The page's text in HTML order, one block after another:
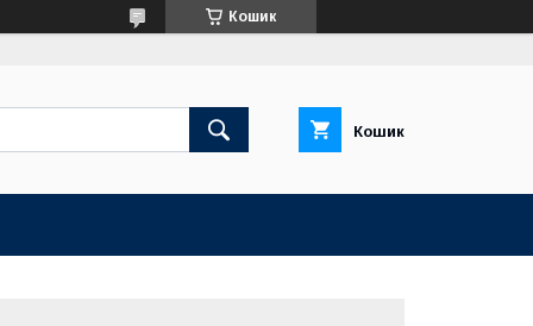
Кошик
Кошик